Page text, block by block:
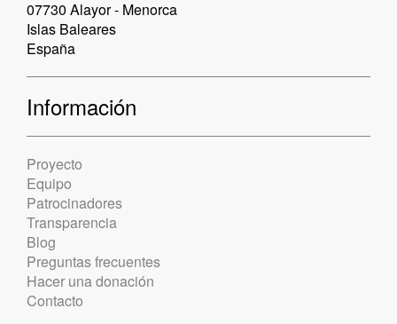
07730 Alayor - Menorca
Islas Baleares
España
Información
Proyecto
Equipo
Patrocinadores
Transparencia
Blog
Preguntas frecuentes
Hacer una donación
Contacto